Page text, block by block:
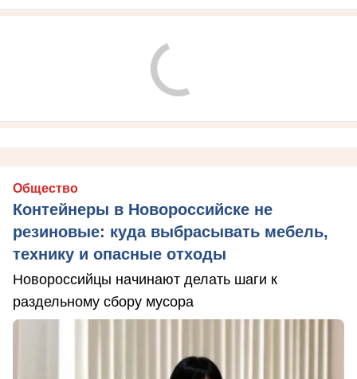
Общество
Контейнеры в Новороссийске не
резиновые: куда выбрасывать мебель,
технику и опасные отходы
Новороссийцы начинают делать шаги к
раздельному сбору мусора